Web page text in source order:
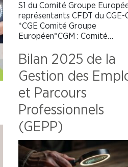
S1 du Comité Groupe
représentants CFDT du CGE-
*CGE Comité Groupe
Européen*CGM : Comité…
Bilan 2025 de la
Gestion des
et Parcours
Professionnels
(GEPP)